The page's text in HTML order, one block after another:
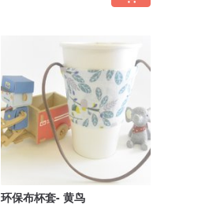
环保布杯套- 黄鸟